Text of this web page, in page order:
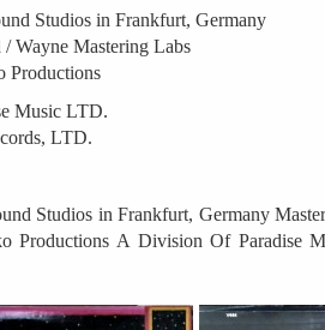
Studios in Frankfurt, Germany
Wayne Mastering Labs
Productions
Music LTD.
LTD.
Studios in Frankfurt, Germany
Productions A Division Of Paradise